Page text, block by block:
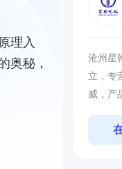
理入
奥秘，
沧州星
立，专
威，产